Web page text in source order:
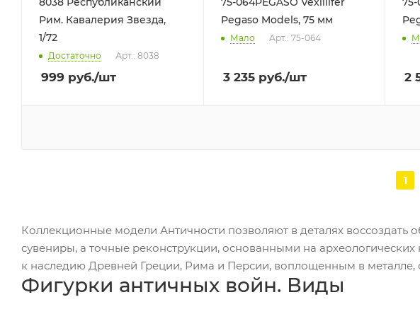
Рим. Кавалерия Звезда,
1/72
Достаточно Арт.: 8038
999 руб./шт
Pegaso Models, 75 мм
Мало Арт.: 75-064
3 235руб./шт 2
1
Коллекционные модели Античности позволяют в деталях
сувениры, а точные реконструкции, основанными на
к наследию Древней Греции, Рима и Персии, воплощенным в
Фигурки античных войн. Виды